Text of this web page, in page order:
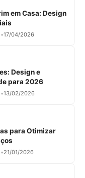
em Casa: Design
17/04/2026
Design e
para 2026
13/02/2026
para Otimizar
21/01/2026